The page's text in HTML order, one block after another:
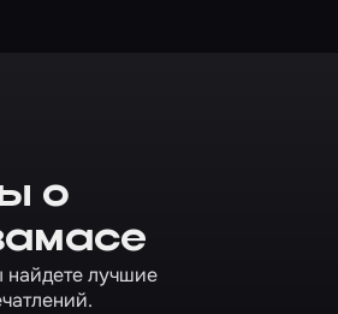
о
найдете лучшие